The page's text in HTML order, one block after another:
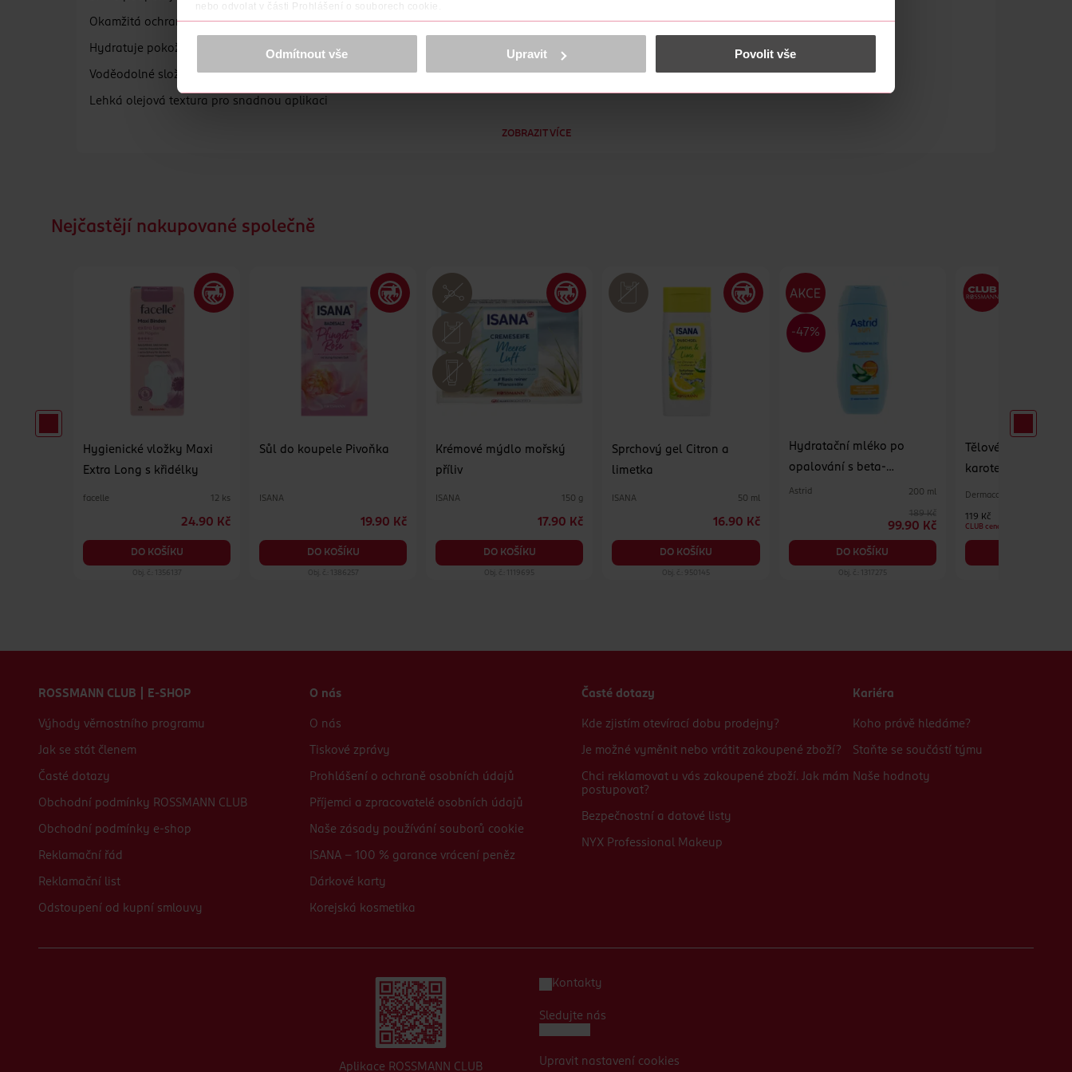
nebo odvolat v části Prohlášení o souborech cookie.
K provozu stránek, personalizaci obsahu a reklam, funkcí sociálních médií, analýze návštěvnosti, které mohou nést osobní údaje.
prohlášení o ochraně osobních údajů.
Děkujeme za pochopení. >více o cookies<
Odmítnout vše Upravit Povolit vše
Okamžitá ochrana před UVA a UVB zářením
Hydratuje pokožku a zanechává ji jemnou
Voděodolné složení chrání i během koupání
Lehká olejová textura pro snadnou aplikaci
ZOBRAZIT VÍCE
Nejčastějí nakupované společně
Hygienické vložky Maxi
Extra Long s křidélky
facelle 12 ks
24.90 Kč
DO KOŠÍKU
Sůl do koupele Pivoňka
ISANA
19.90 Kč
DO KOŠÍKU
Obj. č.: 1386257
Krémové mýdlo mořský
příliv
ISANA 150 g
17.90 Kč
DO KOŠÍKU
Obj. č.: 1119695
Sprchový gel Citron a
limetka
ISANA 50 ml
16.90 Kč
DO KOŠÍKU
Obj. č.: 950145
Hydratační mléko po
opalování s beta-
karotenem
Astrid 200 ml
189 Kč
99.90 Kč
DO KOŠÍKU
Obj. č.: 1317275
Tělové mléko s
karotenem
Dermacol
119 Kč
CLUB cena
ROSSMANN CLUB | E-SHOP
Výhody věrnostního programu
Jak se stát členem
Časté dotazy
Obchodní podmínky ROSSMANN CLUB
Obchodní podmínky e-shop
Reklamační řád
Reklamační list
Odstoupení od kupní smlouvy
O nás
O nás
Tiskové zprávy
Prohlášení o ochraně osobních údajů
Příjemci a zpracovatelé osobních údajů
Naše zásady používání souborů cookie
ISANA - 100 % garance vrácení peněz
Dárkové karty
Korejská kosmetika
Časté dotazy
Kde zjistím otevírací dobu prodejny?
Je možné vyměnit nebo vrátit zakoupené zboží?
Chci reklamovat u vás zakoupené zboží. Jak mám
postupovat?
Bezpečnostní a datové listy
NYX Professional Makeup
Kariéra
Koho právě hledáme?
Staňte se součástí týmu
Naše hodnoty
Aplikace ROSSMANN CLUB
Kontakty
Sledujte nás
Upravit nastavení cookies